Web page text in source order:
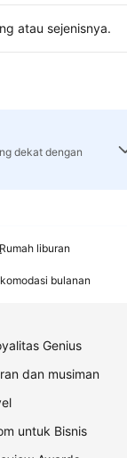
atau sejenisnya.
dekat dengan
Rumah liburan
bulanan
Genius
dan musiman
untuk Bisnis